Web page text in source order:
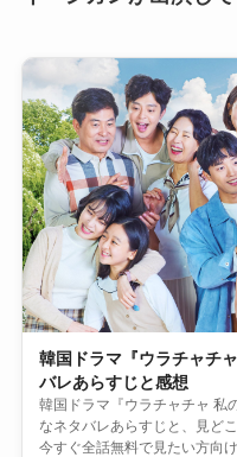
韓国ドラマ『ウラチャチ
バレあらすじと感想
韓国ドラマ『ウラチャチャ 私
なネタバレあらすじと、見ど
今すぐ全話無料で見たい方向